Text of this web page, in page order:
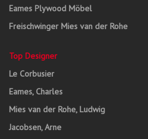
Eames Plywood Möbel
Freischwinger Mies van der Rohe
Top Designer
Le Corbusier
Eames, Charles
Mies van der Rohe, Ludwig
Jacobsen, Arne